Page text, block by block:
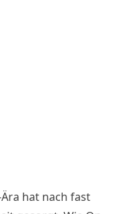
hat nach fast